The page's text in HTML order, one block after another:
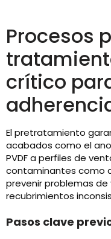
Procesos
crítico
El pretratamiento
acabados como el
PVDF a perfiles de
contaminantes como
prevenir problemas de
recubrimientos
Pasos clave